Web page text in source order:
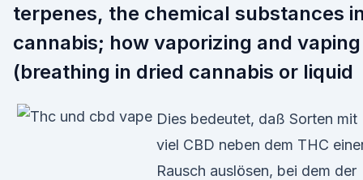
terpenes, the chemical substances in
cannabis; how vaporizing and vaping
(breathing in dried cannabis or liquid
Dies bedeutet, daß Sorten mit
viel CBD neben dem THC
Rausch auslösen, bei dem der